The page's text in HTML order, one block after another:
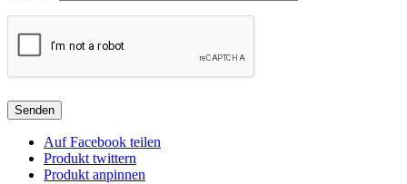
Auf Facebook teilen
Produkt twittern
Produkt anpinnen